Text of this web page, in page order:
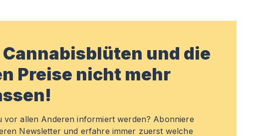
Cannabisblüten und die
Preise nicht mehr
vor allen Anderen informiert werden? Abonniere
Newsletter und erfahre immer zuerst welche